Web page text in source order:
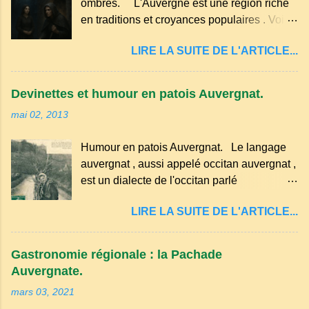
g de beurre. Commencez par équeuter les
cerises sans les dénoyauter de préférence,
séchez-les sur un torchon.
ombres. L'Auvergne est une région riche
en traditions et croyances populaires . Voici
marqué ses campagnes : Superstitions : Le
pain retourné. Quand, à un repas, un des
voisins se hâtent de planter dans le
aperçoit, il remet le pain sur le bon coté,
mais il doit payer autant de bouteilles de vin
qu’il y a de couteaux ou de fourchettes
d’Ambert). Les quatre chemins. Quand
deux chemins se rencontrent et se coupent,
leur intersection forme un carrefour qui a
LIRE LA SUITE DE L'ARTICLE...
Devinettes et humour en patois Auvergnat.
mai 02, 2013
Humour en patois Auvergnat. Le langage
auvergnat , aussi appelé occitan auvergnat ,
est un dialecte de l'occitan parlé
certaines parties du Massif central . Il
appartient à la famille des langues romanes
et est classé parmi les dialectes du nord-
occitan . Bien que le nombre de locuteurs
LIRE LA SUITE DE L'ARTICLE...
Gastronomie régionale : la Pachade
Auvergnate.
mars 03, 2021